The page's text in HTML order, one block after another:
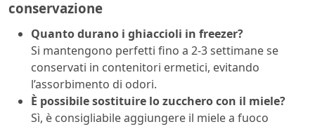
conservazione
Quanto durano i ghiaccioli in freezer?
Si mantengono perfetti fino a 2-3 settimane se
conservati in contenitori ermetici, evitando
l’assorbimento di odori.
È possibile sostituire lo zucchero con il miele?
Sì, è consigliabile aggiungere il miele a fuoco